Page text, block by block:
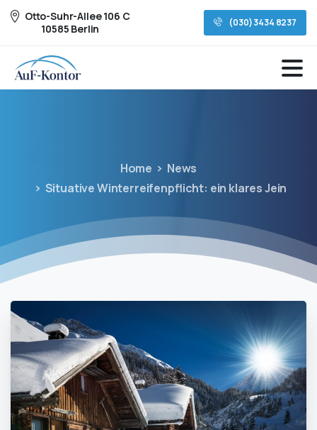
Otto-Suhr-Allee 106 C
10585 Berlin
(030) 3434 8237
Home
News
Situative Winterreifenpflicht: ein klares Jein